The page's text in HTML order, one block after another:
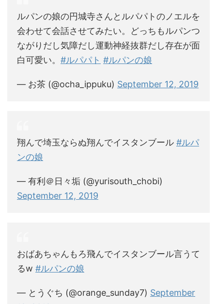
ルパンの娘の円城寺さんとルパパトのノエルを
会わせて会話させてみたい。どっちもルパンつ
ながりだし気障だし運動神経抜群だし存在が面
白可愛い。 #ルパパト #ルパンの娘
— お茶 (@ocha_ippuku) September 12, 2019
翔んで埼玉ならぬ翔んでイスタンブール #ルパ
ンの娘
— 有利＠日々垢 (@yurisouth_chobi)
September 12, 2019
おばあちゃんもろ飛んでイスタンブール言うて
るw #ルパンの娘
— とうぐち (@orange_sunday7) September